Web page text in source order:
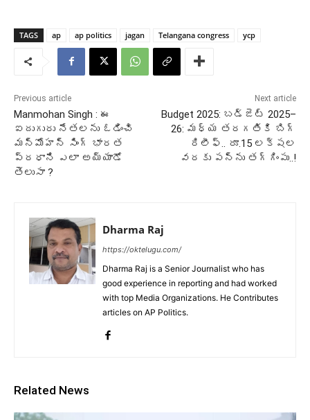
TAGS ap ap politics jagan Telangana congress ycp
Previous article
Manmohan Singh : ఈ
ఐదుగురు నేతలను ఓడించి
మన్మోహన్ సింగ్ భారత
ప్రధాని ఎలా అయ్యాడో
తెలుసా ?
Next article
Budget 2025: బడ్జెట్‌ 2025–
26: మధ్య తరగతికి బిగ్‌
రిలీఫ్‌.. రూ.15 లక్షల
వరకు పన్ను తగ్గింపు..!
Dharma Raj
https://oktelugu.com/
Dharma Raj is a Senior Journalist who has
good experience in reporting and had worked
with top Media Organizations. He Contributes
articles on AP Politics.
Related News